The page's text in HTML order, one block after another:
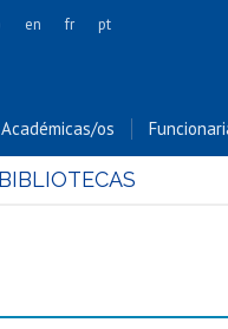
y Conservación
Cs. Sociales
en fr pt
Académicas/os
BIBLIOTECAS